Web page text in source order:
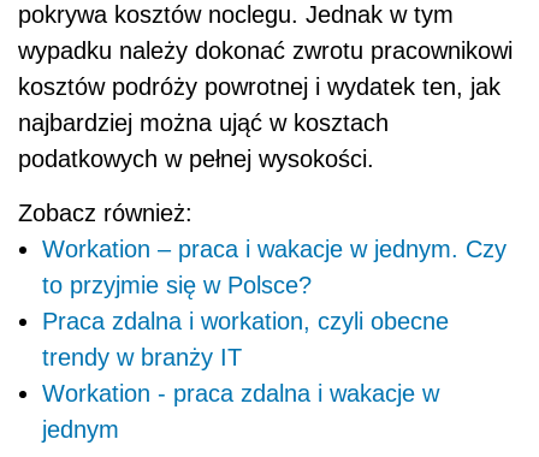
pokrywa kosztów noclegu. Jednak w tym
wypadku należy dokonać zwrotu pracownikowi
kosztów podróży powrotnej i wydatek ten, jak
najbardziej można ująć w kosztach
podatkowych w pełnej wysokości.
Zobacz również:
Workation – praca i wakacje w jednym. Czy
to przyjmie się w Polsce?
Praca zdalna i workation, czyli obecne
trendy w branży IT
Workation - praca zdalna i wakacje w
jednym